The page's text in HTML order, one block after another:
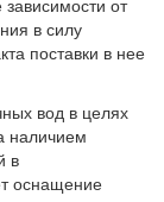
от
в силу
поставки в нее
вод в целях
наличием
в
оснащение